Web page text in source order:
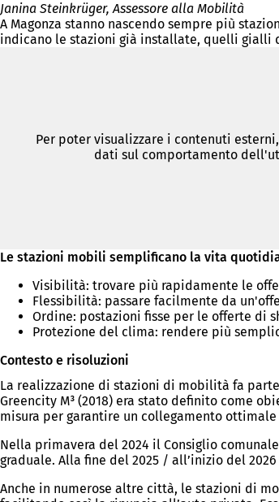
Janina Steinkrüger, Assessore alla Mobilità
A Magonza stanno nascendo sempre più
indicano le stazioni già installate, quelli gialli
Per poter visualizzare i contenuti
dati sul comportamento
Le stazioni mobili semplificano la vita
Visibilità: trovare più rapidamente le
Flessibilità: passare facilmente da
Ordine: postazioni fisse per le offerte di
Protezione del clima: rendere più
Contesto e risoluzioni
La realizzazione di stazioni di mobilità fa
Greencity M³ (2018) era stato definito come
misura per garantire un collegamento
Nella primavera del 2024 il Consiglio
graduale. Alla fine del 2025 / all’inizio del
Anche in numerose altre città, le stazioni di